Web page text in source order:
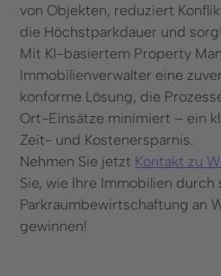
von Objekten, reduziert
die Höchstparkdauer und
Mit KI-basiertem Property
Immobilienverwalter eine
konforme Lösung, die
Ort-Einsätze minimiert – ein
Zeit- und Kostenersparnis.
Nehmen Sie jetzt Kontakt zu
Sie, wie Ihre Immobilien durch
Parkraumbewirtschaftung an
gewinnen!